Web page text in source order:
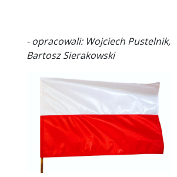
- opracowali: Wojciech Pustelnik,
Bartosz Sierakowski